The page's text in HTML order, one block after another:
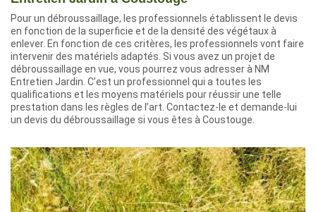
Pour un débroussaillage, les professionnels établissent le devis
en fonction de la superficie et de la densité des végétaux à
enlever. En fonction de ces critères, les professionnels vont faire
intervenir des matériels adaptés. Si vous avez un projet de
débroussaillage en vue, vous pourrez vous adresser à NM
Entretien Jardin. C’est un professionnel qui a toutes les
qualifications et les moyens matériels pour réussir une telle
prestation dans les règles de l’art. Contactez-le et demande-lui
un devis du débroussaillage si vous êtes à Coustouge.